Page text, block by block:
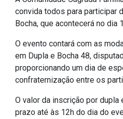
IPTU 2026
Nota Fiscal Eletrônica
Ouvidoria
Portal do Cidadão
Portal do Servidor
convida todos para participar
Bocha, que acontecerá no dia
O evento contará com as
em Dupla e Bocha 48,
proporcionando um dia de
confraternização entre os
O valor da inscrição por dupla
prazo até às 12h do dia do